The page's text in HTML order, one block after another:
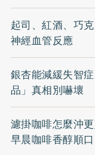
起司、紅酒、巧
神經血管反應
銀杏能減緩失智
品」真相別嚇壞
濾掛咖啡怎麼沖
早晨咖啡香醇順口